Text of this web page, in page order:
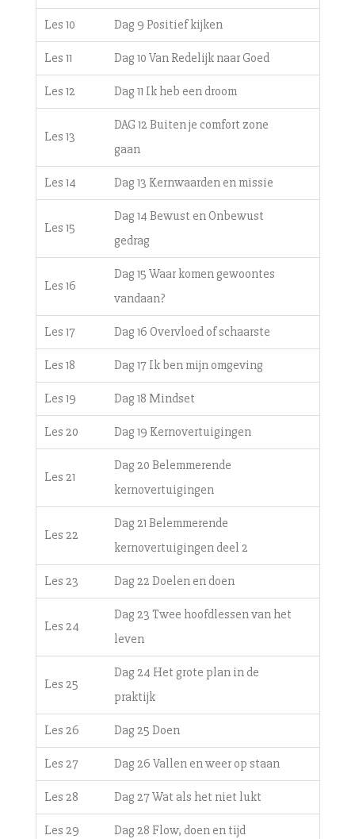
Les 10 Dag 9 Positief kijken
Les 11 Dag 10 Van Redelijk naar Goed
Les 12 Dag 11 Ik heb een droom
Les 13
DAG 12 Buiten je comfort zone
gaan
Les 14 Dag 13 Kernwaarden en missie
Les 15
Dag 14 Bewust en Onbewust
gedrag
Les 16
Dag 15 Waar komen gewoontes
vandaan?
Les 17 Dag 16 Overvloed of schaarste
Les 18 Dag 17 Ik ben mijn omgeving
Les 19 Dag 18 Mindset
Les 20 Dag 19 Kernovertuigingen
Les 21
Dag 20 Belemmerende
kernovertuigingen
Les 22
Dag 21 Belemmerende
kernovertuigingen deel 2
Les 23 Dag 22 Doelen en doen
Les 24
Dag 23 Twee hoofdlessen van het
leven
Les 25
Dag 24 Het grote plan in de
praktijk
Les 26 Dag 25 Doen
Les 27 Dag 26 Vallen en weer op staan
Les 28 Dag 27 Wat als het niet lukt
Les 29 Dag 28 Flow, doen en tijd